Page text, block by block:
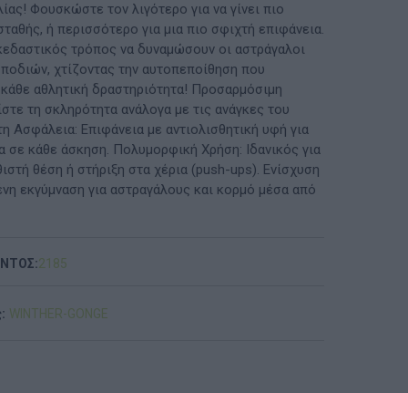
ΠΡΟΤΆΣΕΙΣ ΈΩΣ 20€
ΑΝΑΜΝΗΣΤΙΚΆ ΚΑΙ ΒΙΒΛΊΑ/ΈΝΤΥΠΑ ΣΧΟΛΙΚΏΝ
ΕΠΙΤΡΟΠΏΝ & ΣΧΟΛΙΚΏΝ ΜΟΝΆΔΩΝ
Έντυπα-Βιβλία Παιδικών Σταθμων
Έντυπα-Βιβλία Νηπιαγωγείων
Έντυπα-Βιβλία Δημοτικών
'Έντυπα-Βιβλία ΙΕΚ
Φουσκώστε τον λιγότερο για να γίνει πιο
ή περισσότερο για μια πιο σφιχτή επιφάνεια.
τρόπος να δυναμώσουν οι αστράγαλοι
χτίζοντας την αυτοπεποίθηση που
κάθε αθλητική δραστηριότητα! Προσαρμόσιμη
τη σκληρότητα ανάλογα με τις ανάγκες του
Ασφάλεια: Επιφάνεια με αντιολισθητική υφή για
σε κάθε άσκηση. Πολυμορφική Χρήση: Ιδανικός για
θέση ή στήριξη στα χέρια (push-ups). Ενίσχυση
εκγύμναση για αστραγάλους και κορμό μέσα από
2185
WINTHER-GONGE